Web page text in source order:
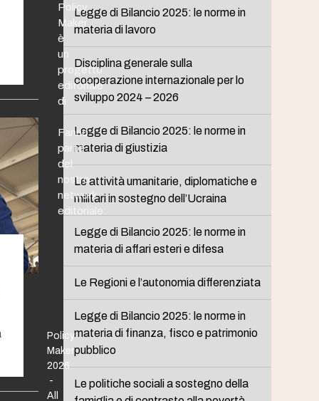
Legge di Bilancio 2025: le norme in
materia di lavoro
Disciplina generale sulla
cooperazione internazionale per lo
sviluppo 2024 – 2026
Legge di Bilancio 2025: le norme in
materia di giustizia
Le attività umanitarie, diplomatiche e
militari in sostegno dell’Ucraina
Legge di Bilancio 2025: le norme in
materia di affari esteri e difesa
Le Regioni e l’autonomia differenziata
Legge di Bilancio 2025: le norme in
materia di finanza, fisco e patrimonio
pubblico
Le politiche sociali a sostegno della
Policy
Maker
è
un
progetto
editoriale
di
Fanno
parte
del
nostro
network
editoriale:
Policy
Maker
2026
-
All